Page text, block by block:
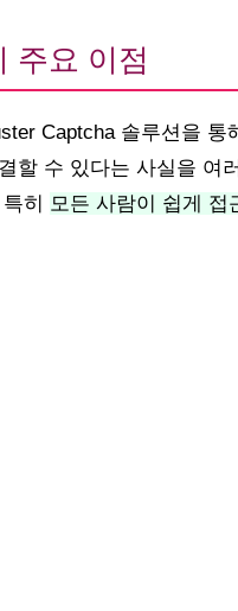
주요 이점
Captcha 솔루션을 통
할 수 있다는 사실을 여
히 모든 사람이 쉽게 접